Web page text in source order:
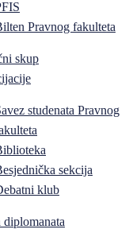
Pravnog fakulteta
skup
studenata Pravnog
sekcija
klub
diplomanata